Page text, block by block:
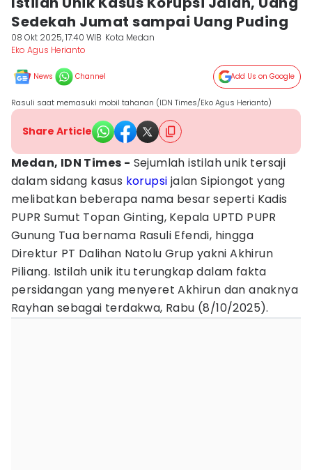
Sedekah Jumat sampai Uang Puding
08 Okt 2025, 17:40 WIB Kota Medan
Eko Agus Herianto
News Channel Add Us on Google
Rasuli saat memasuki mobil tahanan (IDN Times/Eko Agus Herianto)
Share Article
Medan, IDN Times - Sejumlah istilah unik tersaji
dalam sidang kasus korupsi jalan Sipiongot yang
melibatkan beberapa nama besar seperti Kadis
PUPR Sumut Topan Ginting, Kepala UPTD PUPR
Gunung Tua bernama Rasuli Efendi, hingga
Direktur PT Dalihan Natolu Grup yakni Akhirun
Piliang. Istilah unik itu terungkap dalam fakta
persidangan yang menyeret Akhirun dan anaknya
Rayhan sebagai terdakwa, Rabu (8/10/2025).